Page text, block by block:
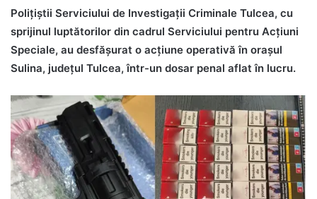
Polițiștii Serviciului de Investigații Criminale Tulcea, cu
sprijinul luptătorilor din cadrul Serviciului pentru Acțiuni
Speciale, au desfășurat o acțiune operativă în orașul
Sulina, județul Tulcea, într-un dosar penal aflat în lucru.